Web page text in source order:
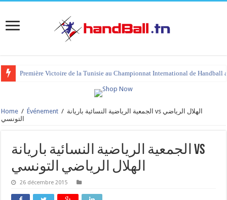
Première Victoire de la Tunisie au Championnat International de Handball
Home / Événement / الجمعية الرياضية النسائية باريانة vs الهلال الرياضي
التونسي
الجمعية الرياضية النسائية باريانة vs
الهلال الرياضي التونسي
26 décembre 2015